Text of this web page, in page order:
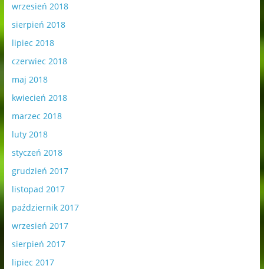
wrzesień 2018
sierpień 2018
lipiec 2018
czerwiec 2018
maj 2018
kwiecień 2018
marzec 2018
luty 2018
styczeń 2018
grudzień 2017
listopad 2017
październik 2017
wrzesień 2017
sierpień 2017
lipiec 2017